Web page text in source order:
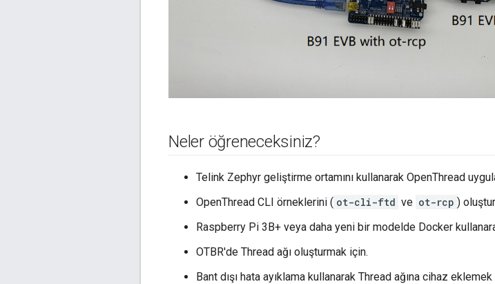
Neler öğreneceksiniz?
Telink Zephyr geliştirme ortamını kullanarak OpenThread
OpenThread CLI örneklerini ( ot-cli-ftd ve ot-rcp )
Raspberry Pi 3B+ veya daha yeni bir modelde Docker
OTBR'de Thread ağı oluşturmak için.
Bant dışı hata ayıklama kullanarak Thread ağına cihaz eklemek